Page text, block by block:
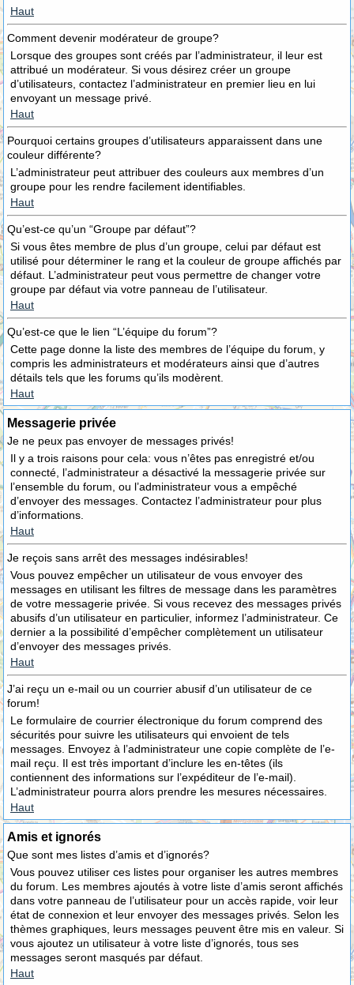
Haut
Comment devenir modérateur de groupe?
Lorsque des groupes sont créés par l’administrateur, il leur est
attribué un modérateur. Si vous désirez créer un groupe
d’utilisateurs, contactez l’administrateur en premier lieu en lui
envoyant un message privé.
Haut
Pourquoi certains groupes d’utilisateurs apparaissent dans une
couleur différente?
L’administrateur peut attribuer des couleurs aux membres d’un
groupe pour les rendre facilement identifiables.
Haut
Qu’est-ce qu’un “Groupe par défaut”?
Si vous êtes membre de plus d’un groupe, celui par défaut est
utilisé pour déterminer le rang et la couleur de groupe affichés par
défaut. L’administrateur peut vous permettre de changer votre
groupe par défaut via votre panneau de l’utilisateur.
Haut
Qu’est-ce que le lien “L’équipe du forum”?
Cette page donne la liste des membres de l’équipe du forum, y
compris les administrateurs et modérateurs ainsi que d’autres
détails tels que les forums qu’ils modèrent.
Haut
Messagerie privée
Je ne peux pas envoyer de messages privés!
Il y a trois raisons pour cela: vous n’êtes pas enregistré et/ou
connecté, l’administrateur a désactivé la messagerie privée sur
l’ensemble du forum, ou l’administrateur vous a empêché
d’envoyer des messages. Contactez l’administrateur pour plus
d’informations.
Haut
Je reçois sans arrêt des messages indésirables!
Vous pouvez empêcher un utilisateur de vous envoyer des
messages en utilisant les filtres de message dans les paramètres
de votre messagerie privée. Si vous recevez des messages privés
abusifs d’un utilisateur en particulier, informez l’administrateur. Ce
dernier a la possibilité d’empêcher complètement un utilisateur
d’envoyer des messages privés.
Haut
J’ai reçu un e-mail ou un courrier abusif d’un utilisateur de ce
forum!
Le formulaire de courrier électronique du forum comprend des
sécurités pour suivre les utilisateurs qui envoient de tels
messages. Envoyez à l’administrateur une copie complète de l’e-
mail reçu. Il est très important d’inclure les en-têtes (ils
contiennent des informations sur l’expéditeur de l’e-mail).
L’administrateur pourra alors prendre les mesures nécessaires.
Haut
Amis et ignorés
Que sont mes listes d’amis et d’ignorés?
Vous pouvez utiliser ces listes pour organiser les autres membres
du forum. Les membres ajoutés à votre liste d’amis seront affichés
dans votre panneau de l’utilisateur pour un accès rapide, voir leur
état de connexion et leur envoyer des messages privés. Selon les
thèmes graphiques, leurs messages peuvent être mis en valeur. Si
vous ajoutez un utilisateur à votre liste d’ignorés, tous ses
messages seront masqués par défaut.
Haut